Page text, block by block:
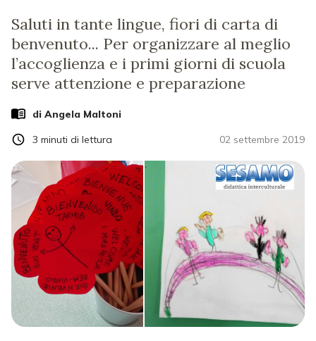
Saluti in tante lingue, fiori di carta di
benvenuto... Per organizzare al meglio
l’accoglienza e i primi giorni di scuola
serve attenzione e preparazione
di Angela Maltoni
02 settembre 2019
3 minuti di lettura